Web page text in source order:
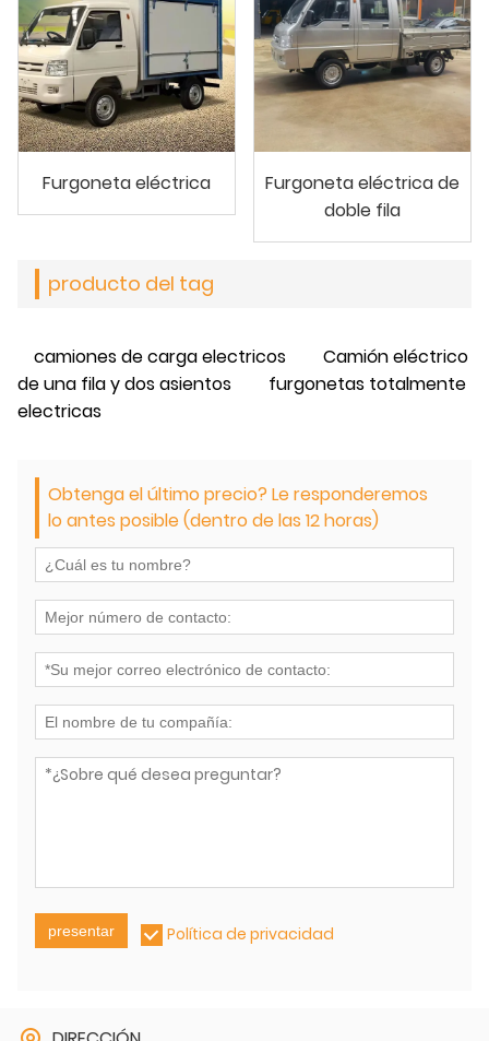
Furgoneta eléctrica
Furgoneta eléctrica de
doble fila
producto del tag
camiones de carga electricos
Camión eléctrico
de una fila y dos asientos
furgonetas totalmente
electricas
Obtenga el último precio? Le responderemos
lo antes posible (dentro de las 12 horas)
presentar Política de privacidad